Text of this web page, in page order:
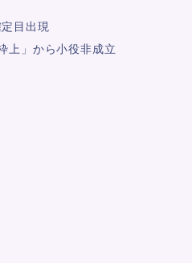
目出現
上」から小役非成立